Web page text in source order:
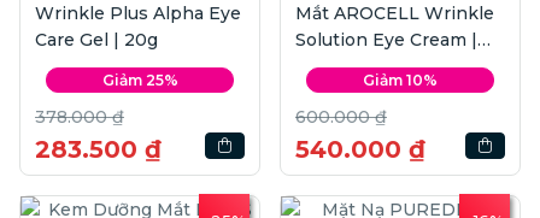
Wrinkle Plus Alpha Eye
Care Gel | 20g
Giảm 25%
378.000 ₫
283.500 ₫
Mắt AROCELL Wrinkle
Solution Eye Cream |
15ml
Giảm 10%
600.000 ₫
540.000 ₫